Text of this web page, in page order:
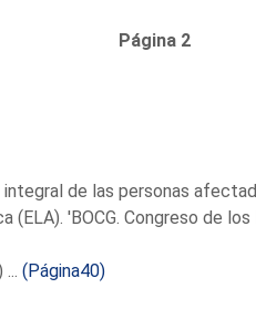
Página 2
de las personas
'BOCG. Congreso de
(Página40)